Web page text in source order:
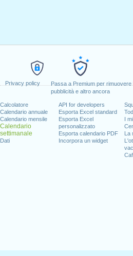
Privacy policy
Passa a Premium per rimuovere
pubblicità e altro ancora
Calcolatore
Calendario annuale
Calendario mensile
Calendario
settimanale
Dati
API for developers
Esporta Excel standard
Esporta Excel
personalizzato
Esporta calendario PDF
Incorpora un widget
I
La